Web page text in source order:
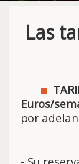
Las
Euros/
por